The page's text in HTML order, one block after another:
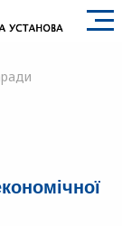
SFII